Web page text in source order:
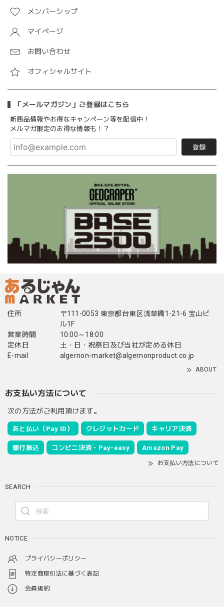
メンバーシップ
マイページ
お問い合わせ
オフィシャルサイト
「メールマガジン」ご登録はこちら
新商品情報やお得なキャンペーン等を配信中！
メルマガ限定のお得な情報も！？
登録
住所
〒111-0053 東京都台東区浅草橋1-21-6 宝山ビ
ル1F
営業時間
10:00～18:00
定休日
土・日・祝祭日及び当社が定める休日
E-mail
algernon-market@algernonproduct.co.jp
ABOUT
お支払い方法について
次の方法がご利用頂けます。
あと払い（Pay ID） クレジットカード キャリア決済
銀行振込 コンビニ決済・Pay-easy Amazon Pay
お支払い方法について
SEARCH
NOTICE
プライバシーポリシー
特定商取引法に基づく表記
会員規約